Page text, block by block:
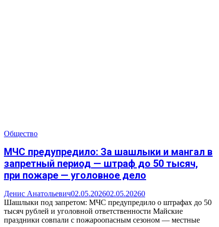
Общество
МЧС предупредило: За шашлыки и мангал в
запретный период — штраф до 50 тысяч,
при пожаре — уголовное дело
Денис Анатольевич02.05.202602.05.20260
Шашлыки под запретом: МЧС предупредило о штрафах до 50
тысяч рублей и уголовной ответственности Майские
праздники совпали с пожароопасным сезоном — местные